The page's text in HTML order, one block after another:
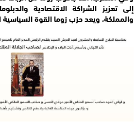
إلى تعزيز الشراكة الاقتصادية
والمملكة، ويعد حزب زوما القوة السياسية